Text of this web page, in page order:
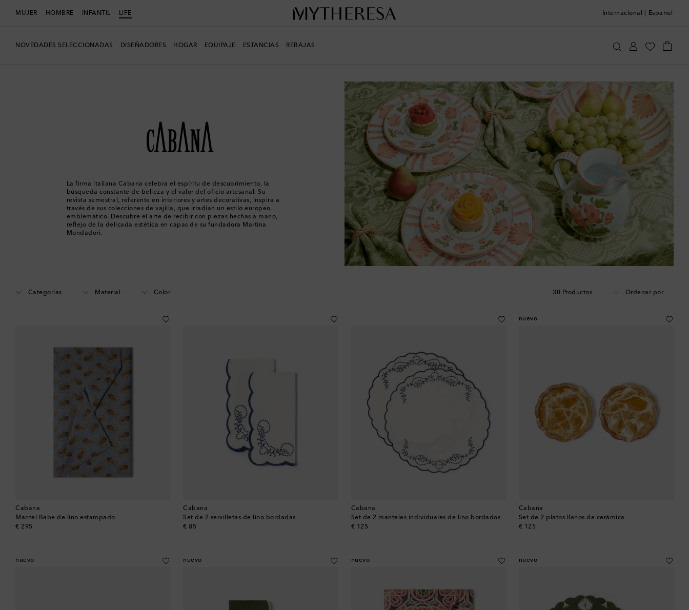
MUJER HOMBRE INFANTIL LIFE Internacional Español
NOVEDADES SELECCIONADAS DISEÑADORES HOGAR EQUIPAJE ESTANCIAS REBAJAS
La firma italiana Cabana celebra el espíritu de descubrimiento, la
búsqueda constante de belleza y el valor del oficio artesanal. Su
revista semestral, referente en interiores y artes decorativas, inspira a
través de sus colecciones de vajilla, que irradian un estilo europeo
emblemático. Descubre el arte de recibir con piezas hechas a mano,
reflejo de la delicada estética en capas de su fundadora Martina
Mondadori.
Categorías Material Color 30 Productos Ordenar por
Cabana
Mantel Babe de lino estampado
€ 295
original price
Cabana
Set de 2 servilletas de lino bordadas
€ 85
original price
Cabana
Set de 2 manteles individuales de lino bordados
€ 125
original price
nuevo
Cabana
Set de 2 platos llanos de cerámica
€ 125
original price
nuevo nuevo nuevo nuevo